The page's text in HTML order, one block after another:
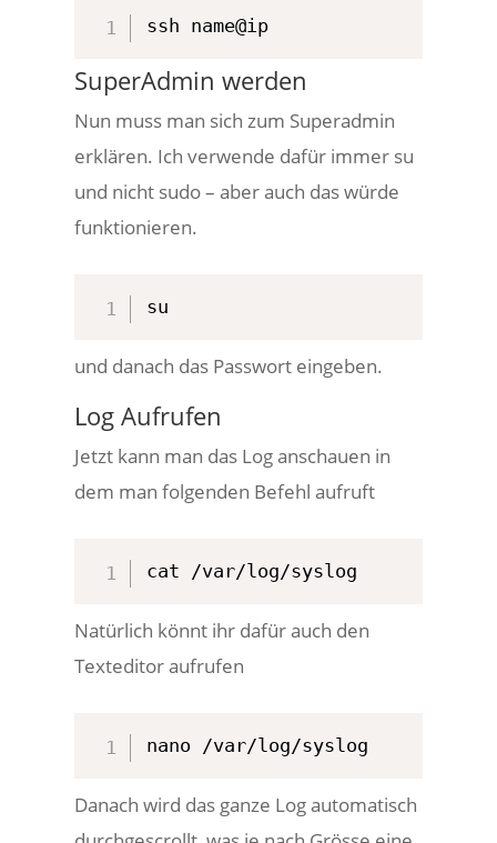
ssh name@ip
SuperAdmin werden
Nun muss man sich zum Superadmin
erklären. Ich verwende dafür immer su
und nicht sudo – aber auch das würde
funktionieren.
su
und danach das Passwort eingeben.
Log Aufrufen
Jetzt kann man das Log anschauen in
dem man folgenden Befehl aufruft
cat /var/log/syslog
Natürlich könnt ihr dafür auch den
Texteditor aufrufen
nano /var/log/syslog
Danach wird das ganze Log automatisch